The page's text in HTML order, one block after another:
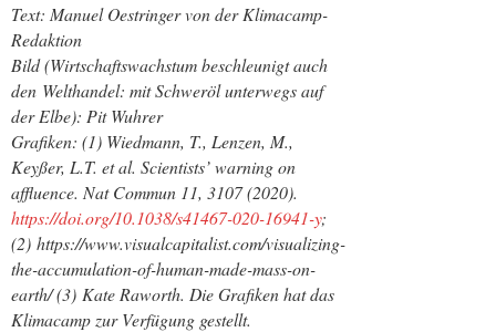
Text: Manuel Oestringer von der Klimacamp-
Redaktion
Bild (Wirtschaftswachstum beschleunigt auch
den Welthandel: mit Schweröl unterwegs auf
der Elbe): Pit Wuhrer
Grafiken: (1) Wiedmann, T., Lenzen, M.,
Keyßer, L.T. et al. Scientists’ warning on
affluence. Nat Commun 11, 3107 (2020).
https://doi.org/10.1038/s41467-020-16941-y;
(2) https://www.visualcapitalist.com/visualizing-
the-accumulation-of-human-made-mass-on-
earth/ (3) Kate Raworth. Die Grafiken hat das
Klimacamp zur Verfügung gestellt.